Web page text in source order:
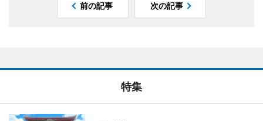
前の記事 次の記事
特集